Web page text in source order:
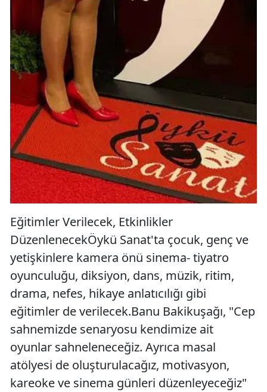
Eğitimler Verilecek, Etkinlikler
DüzenlenecekÖykü Sanat'ta çocuk, genç ve
yetişkinlere kamera önü sinema- tiyatro
oyunculuğu, diksiyon, dans, müzik, ritim,
drama, nefes, hikaye anlatıcılığı gibi
eğitimler de verilecek.Banu Bakikuşağı, "Cep
sahnemizde senaryosu kendimize ait
oyunlar sahneleneceğiz. Ayrıca masal
atölyesi de oluşturulacağız, motivasyon,
kareoke ve sinema günleri düzenleyeceğiz"